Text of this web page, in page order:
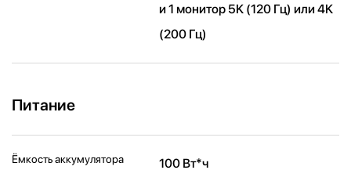
и 1 монитор 5K (120 Гц) или 4K
(200 Гц)
Питание
Ёмкость аккумулятора 100 Вт*ч